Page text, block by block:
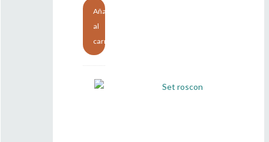
Añadir
al
carrito